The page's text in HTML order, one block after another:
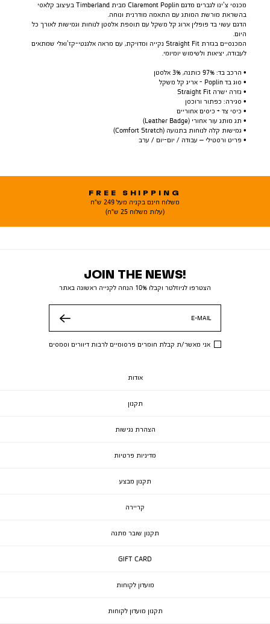
מכנסי צ’ינו לגברים מדגם Claremont Poplin מבית Timberland בעיצוב קלאסי
בהשראת מורשת המותג עם התאמה מודרנית ונוחה.
הדגם עשוי בד פופלין ארוג קל משקל עם תוספת אלסטן לנוחות וגמישות לאורך כל
היום.
המכנסיים בגזרת Straight Fit נקייה ומדויקת, עם מראה אלגנטי-קז’ואלי שמתאים
לעבודה, יציאות ולשימוש יומיומי.
• הרכב בד: 97% כותנה, 3% אלסטן
• סוג בד Poplin - אריג קל משקל
• גזרה ישרה Straight Fit
• סגירה: כפתור ורוכסן
• כיסי צד + כיסים אחוריים
• תג מותג עור אחורי (Leather Badge)
• גמישות קלה לנוחות בתנועה (Comfort Stretch)
• פריט ורסטילי – עבודה / יום-יום / ערב
FREE SHIPPING
משלוח חינם בקניה מעל 249 ש"ח
(עלות משלוח 25 ש"ח)
JOIN THE NEWS!
הצטרפו לניוזלטר וקבלו 10% הנחה לקנייה ראשונה באתר
E-MAIL
אני מאשר/ת קבלת חומרים פרסומיים לרבות דיוורים וסמסים
אודות
תקנון
הצהרת נגישות
מדיניות פרטיות
תקנון מבצע
קריירה
תקנון שובר מתנה
GIFT CARD
מועדון לקוחות
תקנון מועדון לקוחות